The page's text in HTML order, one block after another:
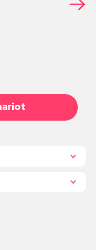
Wasser stehen
aufhängen